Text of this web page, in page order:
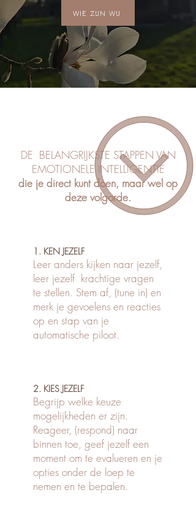
WIE ZIJN WIJ
DE BELANGRIJKSTE STAPPEN VAN
EMOTIONELE INTELLIGENTIE
die je direct kunt doen, maar wel op
deze volgorde.
1. KEN JEZELF
Leer anders kijken naar jezelf,
leer jezelf krachtige vragen
te stellen. Stem af, (tune in) en
merk je gevoelens en reacties
op en stap van je
automatische piloot.
2. KIES JEZELF
Begrijp welke keuze
mogelijkheden er zijn.
Reageer, (respond) naar
binnen toe, geef jezelf een
moment om te evalueren en je
opties onder de loep te
nemen en te bepalen.